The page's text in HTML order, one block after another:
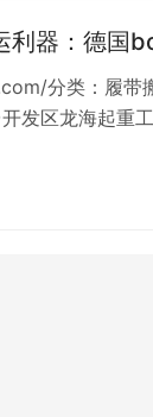
利器：德国
分类：履带
发区龙海起重